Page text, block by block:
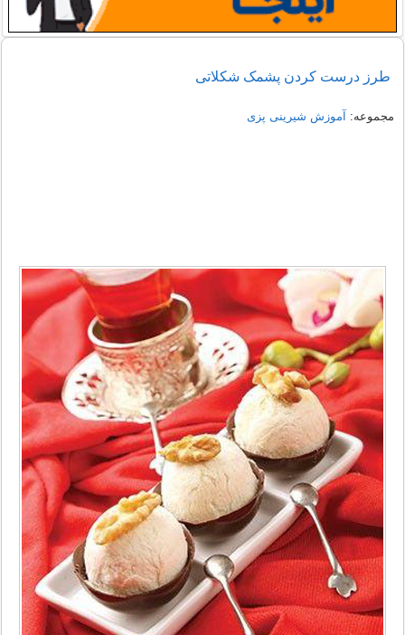
طرز درست کردن پشمک شکلاتی
مجموعه: آموزش شیرینی پزی